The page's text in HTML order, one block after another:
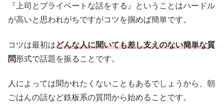
『上司とプライベートな話をする』ということはハードル
が高いと思われがちですがコツを掴めば簡単です。
コツは最初はどんな人に聞いても差し支えのない簡単な質
問形式で話題を振ることです。
人によっては聞かれたくないこともあるでしょうから、朝
ごはんの話など鉄板系の質問から始めることです。